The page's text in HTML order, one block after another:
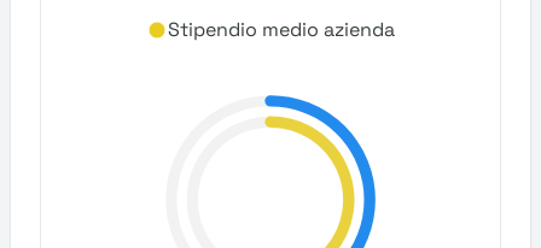
Stipendio medio azienda